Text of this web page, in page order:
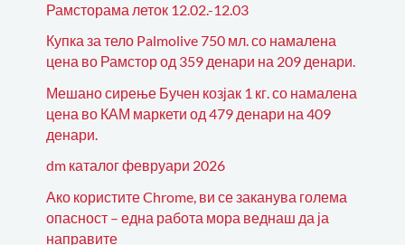
Рамсторама леток 12.02.-12.03
Купка за тело Palmolive 750 мл. со намалена
цена во Рамстор од 359 денари на 209 денари.
Мешано сирење Бучен козјак 1 кг. со намалена
цена во КАМ маркети од 479 денари на 409
денари.
dm каталог февруари 2026
Ако користите Chrome, ви се заканува голема
опасност – една работа мора веднаш да ја
направите